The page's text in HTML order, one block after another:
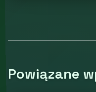
Powiązane